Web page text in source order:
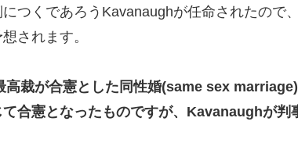
つくであろうKavanaughが任命されたので
されます。
高裁が合憲とした同性婚(same sex
合憲となったものですが、Kavanaughが判